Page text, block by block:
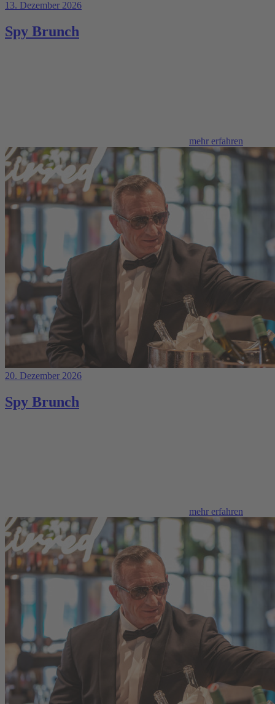
13. Dezember 2026
Spy Brunch
mehr erfahren
20. Dezember 2026
Spy Brunch
mehr erfahren